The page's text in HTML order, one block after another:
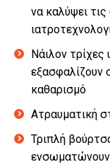
να καλύψει
Νάιλον
εξασφαλίζουν
καθαρισμό
Ατραυματική
Τριπλή
ενσωματώνουν